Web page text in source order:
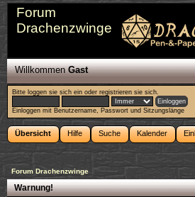
Forum
Drachenzwinge
WillkommenGast
Bitte loggen sie sich ein oderregistrieren sie sich.
Einloggen mit Benutzername, Passwort und Sitzungslänge
Übersicht Hilfe Suche Kalender
Forum Drachenzwinge
Warnung!